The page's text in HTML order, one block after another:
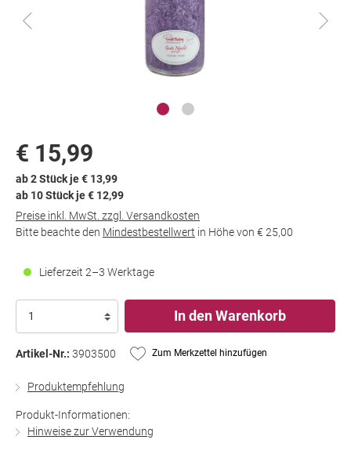
€ 15,99
ab 2 Stück je € 13,99
ab 10 Stück je € 12,99
Preise inkl. MwSt. zzgl. Versandkosten
Bitte beachte den Mindestbestellwert in Höhe von € 25,00
Lieferzeit 2–3 Werktage
In den Warenkorb
Artikel-Nr.: 3903500 Zum Merkzettel hinzufügen
Produktempfehlung
Produkt-Informationen:
Hinweise zur Verwendung
geladen...